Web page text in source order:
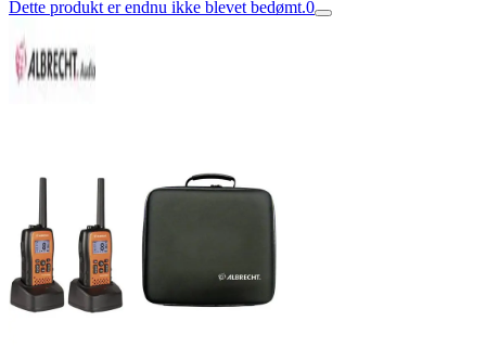
Dette produkt er endnu ikke blevet bedømt.0